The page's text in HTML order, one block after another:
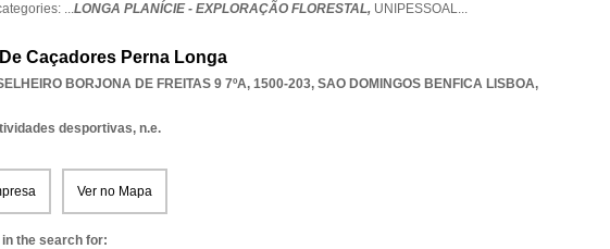
...LONGA PLANÍCIE - EXPLORAÇÃO FLORESTAL, UNIPESSOAL...
Caçadores Perna Longa
BORJONA DE FREITAS 9 7ºA, 1500-203, SAO DOMINGOS BENFICA LISBOA,
desportivas, n.e.
Ver no Mapa
in the search for: